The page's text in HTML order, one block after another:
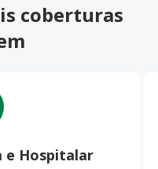
coberturas
e Hospitalar